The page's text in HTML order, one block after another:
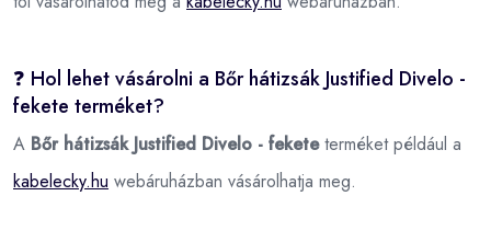
❓ Hol lehet vásárolni a Bőr hátizsák Justified Divelo -
fekete terméket?
A Bőr hátizsák Justified Divelo - feketeterméket például a
kabelecky.hu webáruházban vásárolhatja meg.